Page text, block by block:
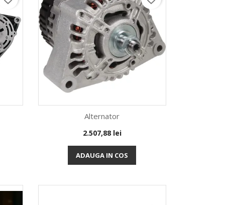
Vizualizare rapida
Alternator
Pret
2.507,88 lei
ADAUGA IN COS